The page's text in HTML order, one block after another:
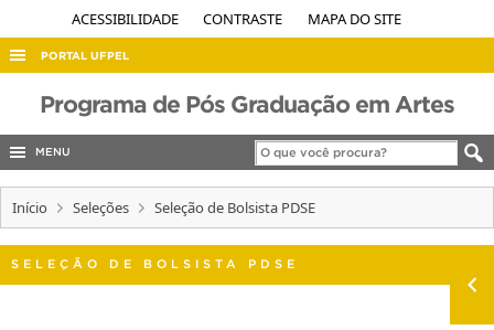
ACESSIBILIDADE CONTRASTE MAPA DO SITE
PORTAL UFPEL
ACESSO À INFORMAÇÃO
COBALTO
CONCURSOS
EDITAIS
Programa de Pós Graduação em Artes
MENU
Início Seleções Seleção de Bolsista PDSE
SELEÇÃO DE BOLSISTA PDSE